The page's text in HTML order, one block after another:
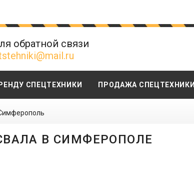
обратной связи
СПЕЦТЕХНИКИ ПРОДАЖА СПЕЦТЕХНИКИ
В СИМФЕРОПОЛЕ